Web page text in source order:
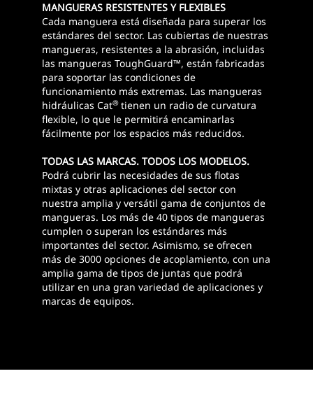
MANGUERAS RESISTENTES Y FLEXIBLES
Cada manguera está diseñada para superar los
estándares del sector. Las cubiertas de nuestras
mangueras, resistentes a la abrasión, incluidas
las mangueras ToughGuard™, están fabricadas
para soportar las condiciones de
funcionamiento más extremas. Las mangueras
hidráulicas Cat® tienen un radio de curvatura
flexible, lo que le permitirá encaminarlas
fácilmente por los espacios más reducidos.
TODAS LAS MARCAS. TODOS LOS MODELOS.
Podrá cubrir las necesidades de sus flotas
mixtas y otras aplicaciones del sector con
nuestra amplia y versátil gama de conjuntos de
mangueras. Los más de 40 tipos de mangueras
cumplen o superan los estándares más
importantes del sector. Asimismo, se ofrecen
más de 3000 opciones de acoplamiento, con una
amplia gama de tipos de juntas que podrá
utilizar en una gran variedad de aplicaciones y
marcas de equipos.